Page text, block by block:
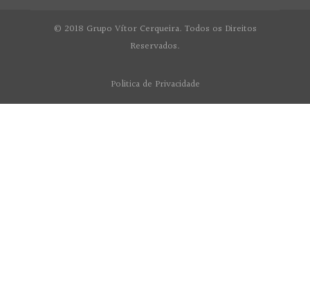
© 2018 Grupo Vítor Cerqueira. Todos os Direitos
Reservados.
Politica de Privacidade